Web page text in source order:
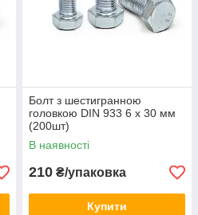
Болт з шестигранною
головкою DIN 933 6 х 30 мм
(200шт)
В наявності
210 ₴/упаковка
Купити